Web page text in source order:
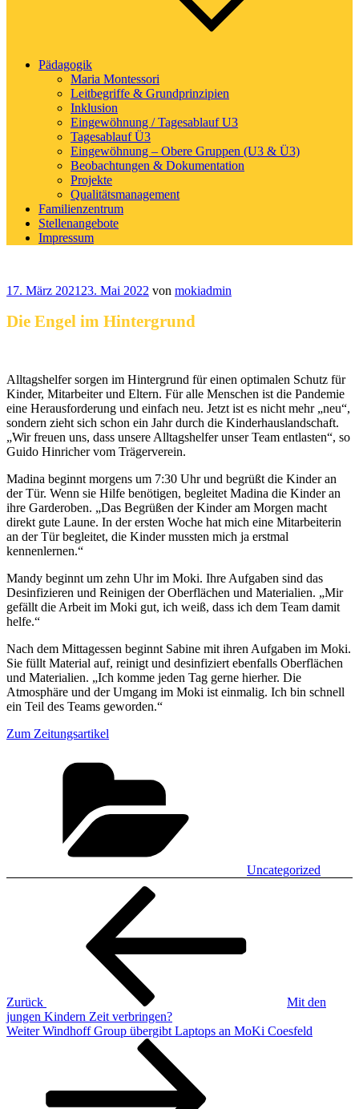
Pädagogik
Maria Montessori
Leitbegriffe & Grundprinzipien
Inklusion
Eingewöhnung / Tagesablauf U3
Tagesablauf Ü3
Eingewöhnung – Obere Gruppen (U3 & Ü3)
Beobachtungen & Dokumentation
Projekte
Qualitätsmanagement
Familienzentrum
Stellenangebote
Impressum
Veröffentlicht
17. März 2021 23. Mai 2022 von mokiadmin
Die Engel im Hintergrund
Alltagshelfer sorgen im Hintergrund für einen optimalen Schutz für
Kinder, Mitarbeiter und Eltern. Für alle Menschen ist die Pandemie
eine Herausforderung und einfach neu. Jetzt ist es nicht mehr „neu“,
sondern zieht sich schon ein Jahr durch die Kinderhauslandschaft.
„Wir freuen uns, dass unsere Alltagshelfer unser Team entlasten“, so
Guido Hinricher vom Trägerverein.
Madina beginnt morgens um 7:30 Uhr und begrüßt die Kinder an
der Tür. Wenn sie Hilfe benötigen, begleitet Madina die Kinder an
ihre Garderoben. „Das Begrüßen der Kinder am Morgen macht
direkt gute Laune. In der ersten Woche hat mich eine Mitarbeiterin
an der Tür begleitet, die Kinder mussten mich ja erstmal
kennenlernen.“
Mandy beginnt um zehn Uhr im Moki. Ihre Aufgaben sind das
Desinfizieren und Reinigen der Oberflächen und Materialien. „Mir
gefällt die Arbeit im Moki gut, ich weiß, dass ich dem Team damit
helfe.“
Nach dem Mittagessen beginnt Sabine mit ihren Aufgaben im Moki.
Sie füllt Material auf, reinigt und desinfiziert ebenfalls Oberflächen
und Materialien. „Ich komme jeden Tag gerne hierher. Die
Atmosphäre und der Umgang im Moki ist einmalig. Ich bin schnell
ein Teil des Teams geworden.“
Zum Zeitungsartikel
Uncategorized
Beitragsnavigation
Zurück
Mit den
jungen Kindern Zeit verbringen?
Nächster
Weiter Windhoff Group übergibt Laptops an MoKi Coesfeld